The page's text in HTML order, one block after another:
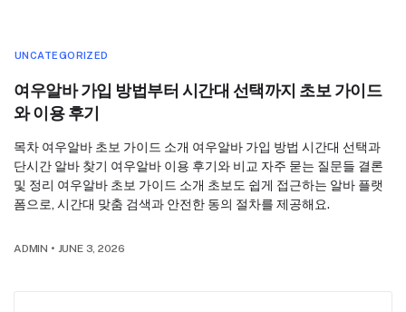
UNCATEGORIZED
여우알바 가입 방법부터 시간대 선택까지 초보 가이드
와 이용 후기
목차 여우알바 초보 가이드 소개 여우알바 가입 방법 시간대 선택과
단시간 알바 찾기 여우알바 이용 후기와 비교 자주 묻는 질문들 결론
및 정리 여우알바 초보 가이드 소개 초보도 쉽게 접근하는 알바 플랫
폼으로, 시간대 맞춤 검색과 안전한 동의 절차를 제공해요.
ADMIN • JUNE 3, 2026